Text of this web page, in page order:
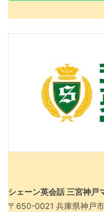
シェーン英会話 三宮神戸
〒650-0021 兵庫県神戸